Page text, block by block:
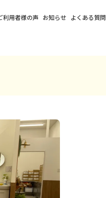
利用者様の声 お知らせ よくある質問